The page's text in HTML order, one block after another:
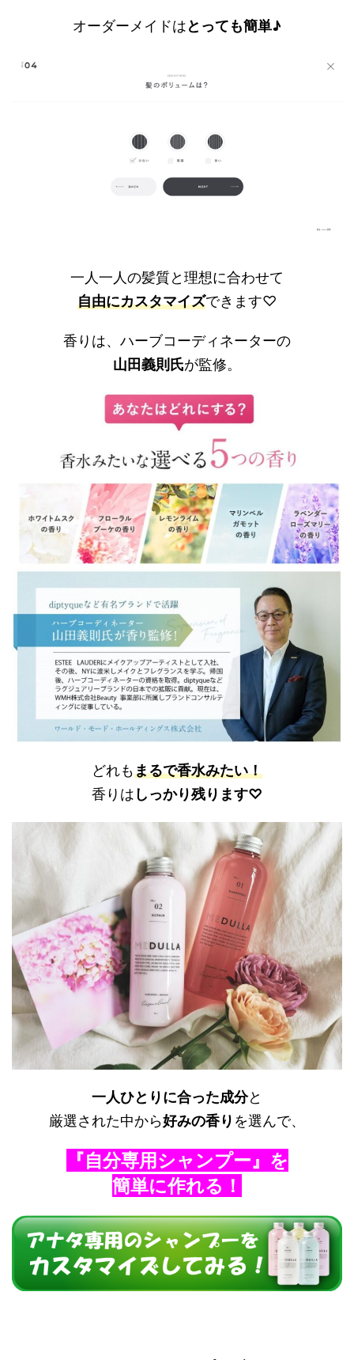
オーダーメイドはとっても簡単♪
一人一人の髪質と理想に合わせて
自由にカスタマイズできます♡
香りは、ハーブコーディネーターの
山田義則氏が監修。
どれもまるで香水みたい！
香りは しっかり残ります♡
一人ひとりに合った成分と
厳選された中から好みの香り を選んで、
『自分専用シャンプー』を
簡単に作れる！